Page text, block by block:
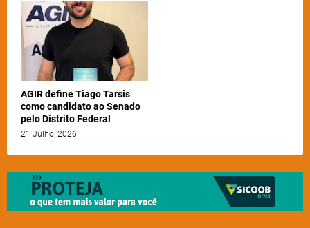
AGIR define Tiago Tarsis
como candidato ao Senado
pelo Distrito Federal
21 Julho, 2026